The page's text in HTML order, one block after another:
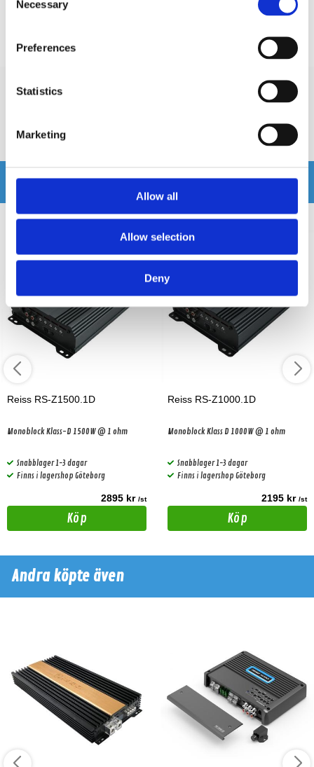
Selection
Necessary
Preferences
Statistics
Marketing
Allow all
Allow selection
Deny
Lägsta pris de senaste 30 dagarna är 2595 kr
Relaterade produkter
Reiss RS-Z1500.1D
Monoblock Klass-D 1500W @ 1 ohm
Snabblager 1-3 dagar
Finns i lagershop Göteborg
2895 kr /st
Köp
Reiss RS-Z1000.1D
Monoblock Klass D 1000W @ 1 ohm
Snabblager 1-3 dagar
Finns i lagershop Göteborg
2195 kr /st
Köp
Andra köpte även